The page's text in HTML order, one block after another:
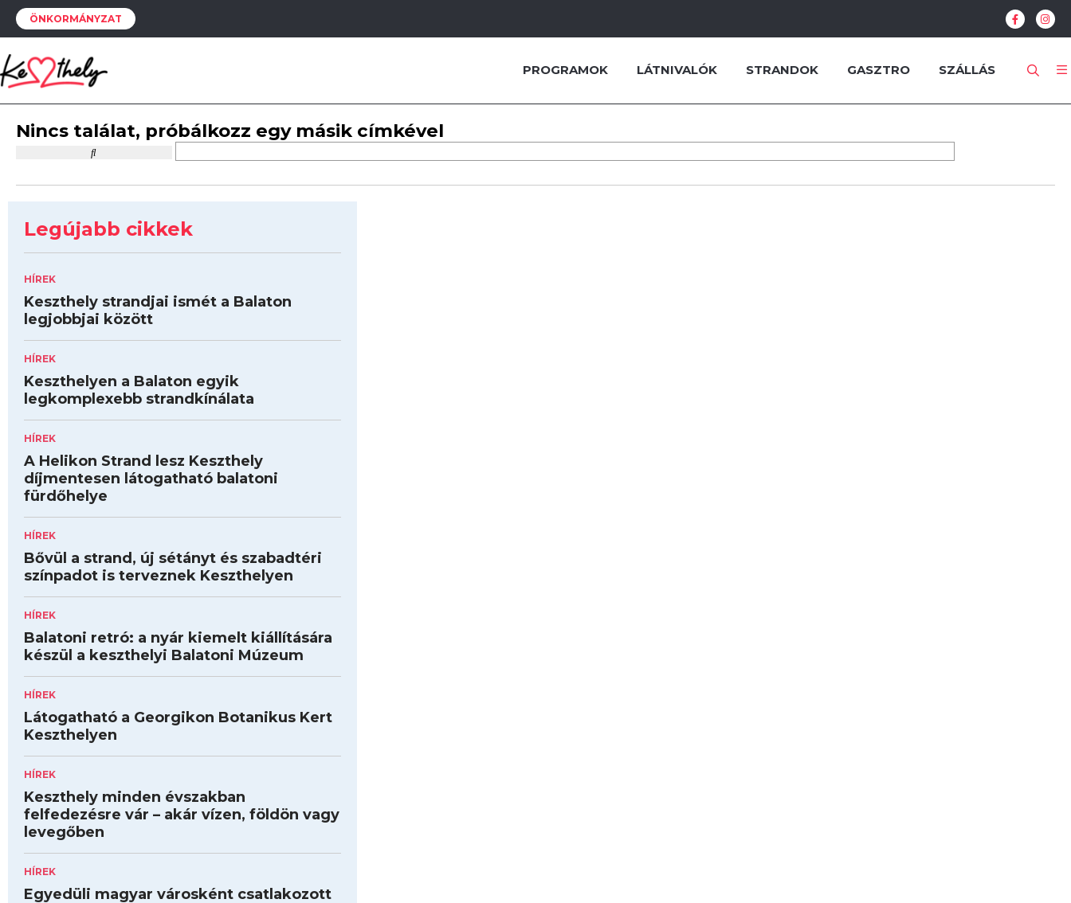
ÖNKORMÁNYZAT
PROGRAMOK LÁTNIVALÓK STRANDOK GASZTRO SZÁLLÁS
Nincs találat, próbálkozz egy másik címkével
Legújabb cikkek
HÍREK
Keszthely strandjai ismét a Balaton
legjobbjai között
HÍREK
Keszthelyen a Balaton egyik
legkomplexebb strandkínálata
HÍREK
A Helikon Strand lesz Keszthely
díjmentesen látogatható balatoni
fürdőhelye
HÍREK
Bővül a strand, új sétányt és szabadtéri
színpadot is terveznek Keszthelyen
HÍREK
Balatoni retró: a nyár kiemelt kiállítására
készül a keszthelyi Balatoni Múzeum
HÍREK
Látogatható a Georgikon Botanikus Kert
Keszthelyen
HÍREK
Keszthely minden évszakban
felfedezésre vár – akár vízen, földön vagy
levegőben
HÍREK
Egyedüli magyar városként csatlakozott